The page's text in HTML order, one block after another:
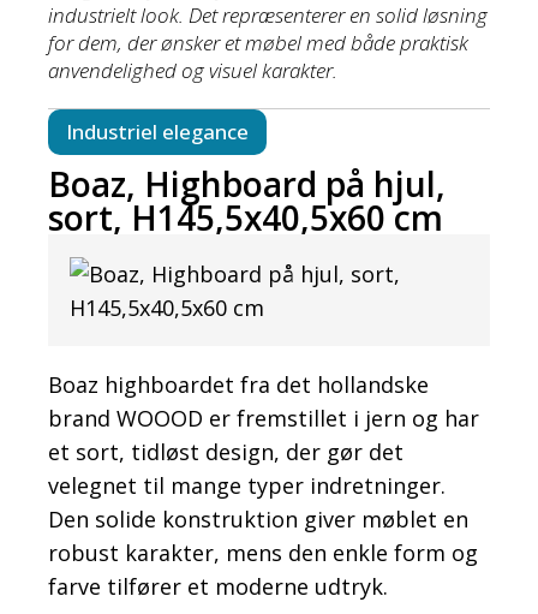
industrielt look. Det repræsenterer en solid løsning
for dem, der ønsker et møbel med både praktisk
anvendelighed og visuel karakter.
Industriel elegance
Boaz, Highboard på hjul,
sort, H145,5x40,5x60 cm
Boaz highboardet fra det hollandske
brand WOOOD er fremstillet i jern og har
et sort, tidløst design, der gør det
velegnet til mange typer indretninger.
Den solide konstruktion giver møblet en
robust karakter, mens den enkle form og
farve tilfører et moderne udtryk.